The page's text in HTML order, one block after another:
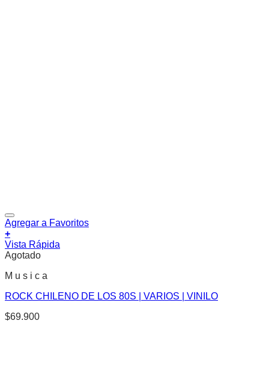
Agregar a Favoritos
+
Vista Rápida
Agotado
M u s i c a
ROCK CHILENO DE LOS 80S | VARIOS | VINILO
$69.900